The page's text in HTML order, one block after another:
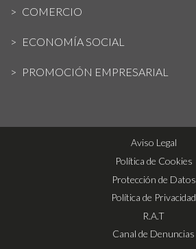
COMERCIO
ECONOMÍA SOCIAL
PROMOCIÓN EMPRESARIAL
Aviso Legal
Política de Cookies
Protección de Datos
Política de Privacidad
R.A.T
Canal de Denuncias